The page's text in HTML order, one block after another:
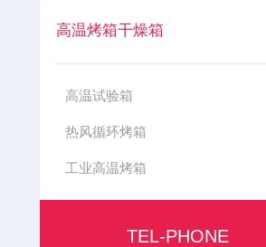
高温烤箱干燥箱
高温试验箱
热风循环烤箱
工业高温烤箱
TEL-PHONE